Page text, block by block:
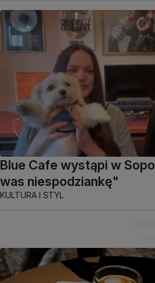
Blue Cafe wystąpi w
was niespodziankę"
KULTURA I STYL